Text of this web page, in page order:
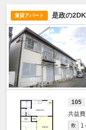
賃貸アパート 是政の
105
敷 1